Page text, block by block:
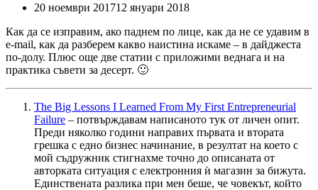
20 ноември 201712 януари 2018
Как да се изправим, ако паднем по лице, как да не се удавим в
e-mail, как да разберем какво наистина искаме – в дайджеста
по-долу. Плюс още две статии с приложими веднага и на
практика съвети за десерт. 🙂
The Big Lessons I Learned From My First Entrepreneurial
Failure – потвърждавам написаното тук от личен опит.
Преди няколко години направих първата и втората
грешка с едно бизнес начинание, в резултат на което с
мой съдружник стигнахме точно до описаната от
авторката ситуация с електронния ѝ магазин за бижута.
Единствената разлика при мен беше, че човекът, който